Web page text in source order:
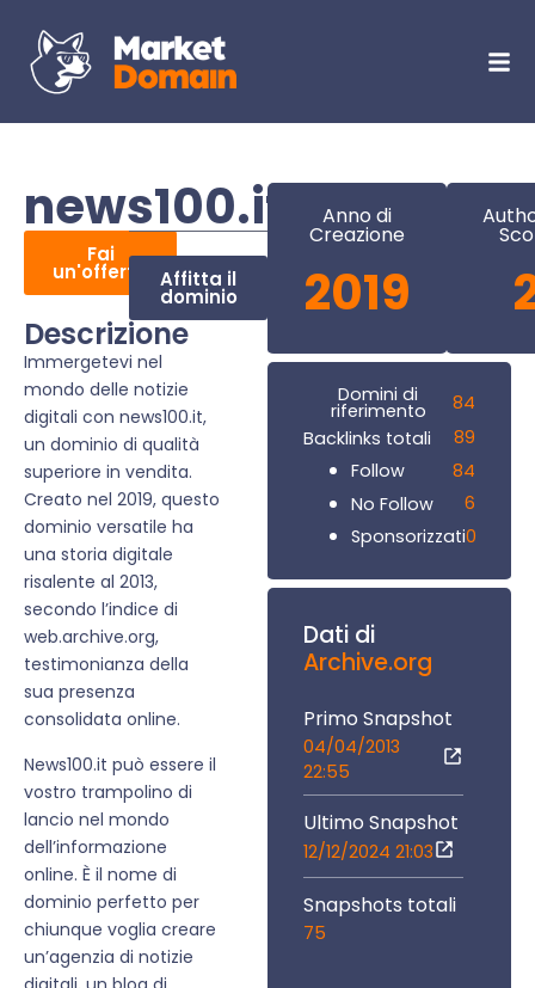
news100.it
Fai
un'offerta Affitta il
dominio
Descrizione
Immergetevi nel
mondo delle notizie
digitali con news100.it,
un dominio di qualità
superiore in vendita.
Creato nel 2019, questo
dominio versatile ha
una storia digitale
risalente al 2013,
secondo l’indice di
web.archive.org,
testimonianza della
sua presenza
consolidata online.
News100.it può essere il
vostro trampolino di
lancio nel mondo
dell’informazione
online. È il nome di
dominio perfetto per
chiunque voglia creare
un’agenzia di notizie
Anno di
Creazione
2019
Domini di
riferimento
84
Backlinks totali
89
Follow
84
No Follow
6
Sponsorizzati0
Dati di
Archive.org
Primo Snapshot
04/04/2013
22:55
Ultimo Snapshot
12/12/2024 21:03
Snapshots totali
75